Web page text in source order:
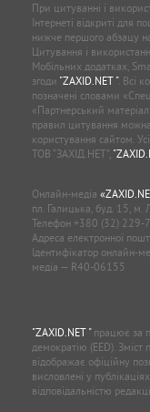
При цитуванні і
Інтернеті відкриті для
нижче першого абзацу
Цитування і
Мобільних додатках,
згоди "ZAXID.NET ". Всі
позначені словами
«Партнерський
правил цитування
користування сайтом.
ТОВ “ЗАХІД.НЕТ”,
Онлайн-медіа
пл. Галицька, буд. 15, м.
Телефон +380 (32) 229-
Адреса електронної
Ідентифікатор онлайн-
медіа — R40-06155
"ZAXID.NET "працює за
демократію (EED). Зміст
відображає офіційну
висловлені у публікаціях
відповідальністю